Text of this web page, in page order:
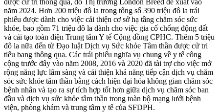
năm 2024. Hơn 200 triệu đô la trong tổng số 390 triệu đô la trái
phiếu được dành cho việc cải thiện cơ sở hạ tầng chăm sóc sức
khỏe, bao gồm 71 triệu đô la dành cho việc gia cố chống động đất
và cải tạo toàn diện Trung tâm Y tế Cộng đồng CPHC. Thêm 5 triệu
đô la nữa đến từ Đạo luật Dịch vụ Sức khỏe Tâm thần được cử tri
tiểu bang thông qua. Các trái phiếu nghĩa vụ chung về y tế công
cộng trước đây vào năm 2008, 2016 và 2020 đã tài trợ cho việc mở
rộng năng lực lâm sàng và cải thiện khả năng tiếp cận dịch vụ chăm
sóc sức khỏe tâm thần bằng cách hiện đại hóa không gian chăm sóc
bệnh nhân và tạo ra sự tích hợp tốt hơn giữa dịch vụ chăm sóc ban
đầu và dịch vụ sức khỏe tâm thần trong toàn bộ mạng lưới bệnh
viện, phòng khám và trung tâm y tế của SFDPH.